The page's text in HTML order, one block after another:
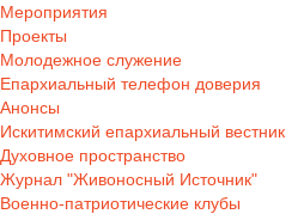
Мероприятия
Проекты
Молодежное служение
Епархиальный телефон доверия
Анонсы
Искитимский епархиальный вестник
Духовное пространство
Журнал "Живоносный Источник"
Военно-патриотические клубы